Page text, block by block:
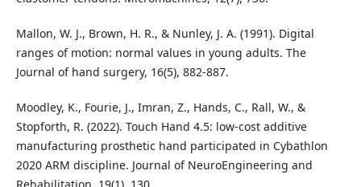
Mallon, W. J., Brown, H. R., & Nunley, J. A. (1991). Digital
ranges of motion: normal values in young adults. The
Journal of hand surgery, 16(5), 882-887.
Moodley, K., Fourie, J., Imran, Z., Hands, C., Rall, W., &
Stopforth, R. (2022). Touch Hand 4.5: low-cost additive
manufacturing prosthetic hand participated in Cybathlon
2020 ARM discipline. Journal of NeuroEngineering and